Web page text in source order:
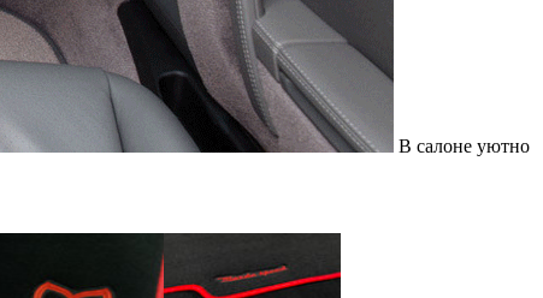
В салоне уютно